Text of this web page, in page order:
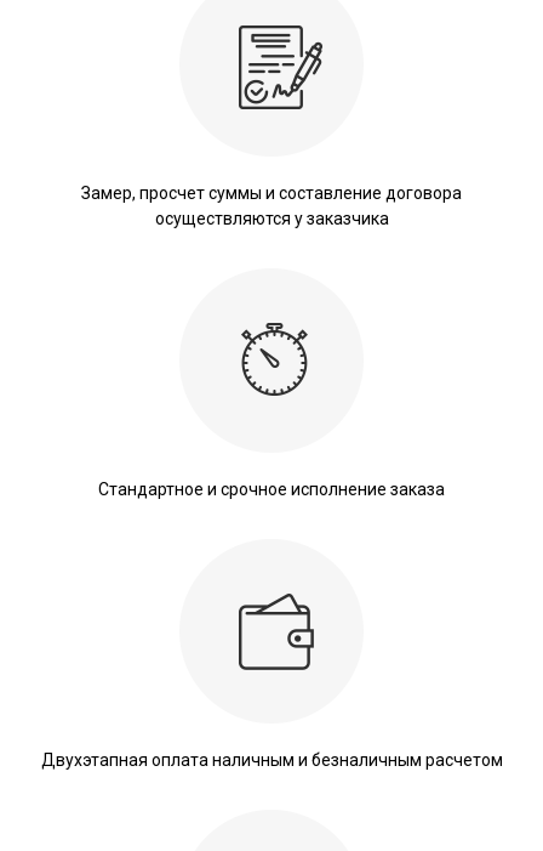
Замер, просчет суммы и составление договора
осуществляются у заказчика
Стандартное и срочное исполнение заказа
Двухэтапная оплата наличным и безналичным расчетом